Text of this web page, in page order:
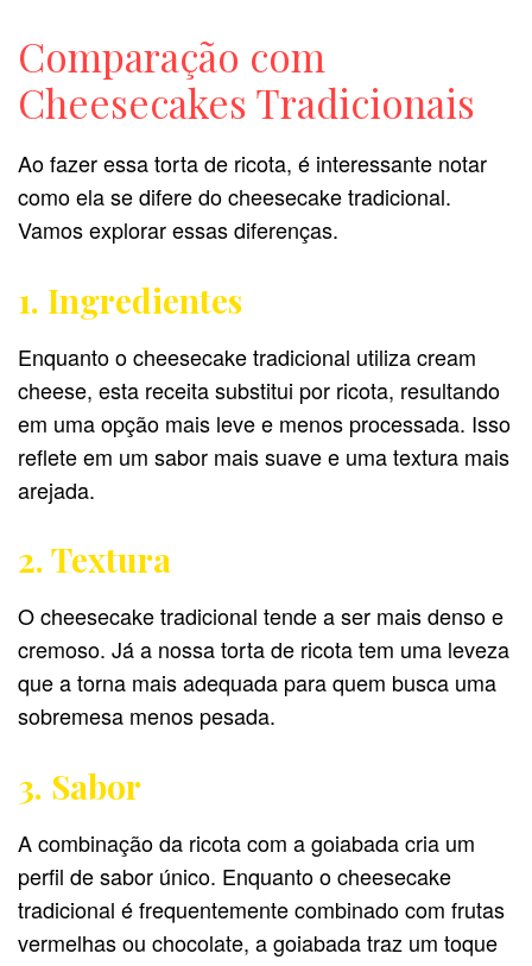
Comparação com
Cheesecakes Tradicionais
Ao fazer essa torta de ricota, é interessante notar
como ela se difere do cheesecake tradicional.
Vamos explorar essas diferenças.
1. Ingredientes
Enquanto o cheesecake tradicional utiliza cream
cheese, esta receita substitui por ricota, resultando
em uma opção mais leve e menos processada. Isso
reflete em um sabor mais suave e uma textura mais
arejada.
2. Textura
O cheesecake tradicional tende a ser mais denso e
cremoso. Já a nossa torta de ricota tem uma leveza
que a torna mais adequada para quem busca uma
sobremesa menos pesada.
3. Sabor
A combinação da ricota com a goiabada cria um
perfil de sabor único. Enquanto o cheesecake
tradicional é frequentemente combinado com frutas
vermelhas ou chocolate, a goiabada traz um toque